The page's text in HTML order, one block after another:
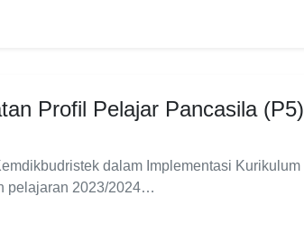
Profil Pelajar Pancasila (P5)
dalam Implementasi Kurikulum
pelajaran 2023/2024…